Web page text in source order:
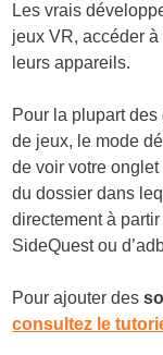
Les vrais
jeux VR, accéder
leurs appareils.
Pour la plupart
de jeux, le mode
de voir votre
du dossier dans
directement à
SideQuest ou
Pour ajouter des
consultez le